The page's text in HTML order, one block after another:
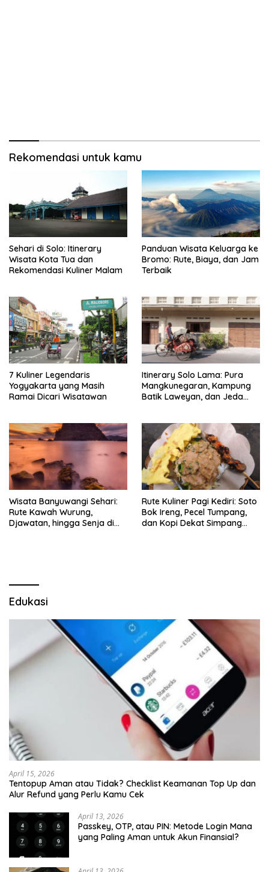
Rekomendasi untuk kamu
Sehari di Solo: Itinerary
Wisata Kota Tua dan
Rekomendasi Kuliner Malam
Panduan Wisata Keluarga ke
Bromo: Rute, Biaya, dan Jam
Terbaik
7 Kuliner Legendaris
Yogyakarta yang Masih
Ramai Dicari Wisatawan
Itinerary Solo Lama: Pura
Mangkunegaran, Kampung
Batik Laweyan, dan Jeda
Wisata Banyuwangi Sehari:
Rute Kawah Wurung,
Djawatan, hingga Senja di
Rute Kuliner Pagi Kediri: Soto
Bok Ireng, Pecel Tumpang,
dan Kopi Dekat Simpang
Edukasi
April 15, 2026
Tentopup Aman atau Tidak? Checklist Keamanan Top Up dan
Alur Refund yang Perlu Kamu Cek
April 13, 2026
Passkey, OTP, atau PIN: Metode Login Mana
yang Paling Aman untuk Akun Finansial?